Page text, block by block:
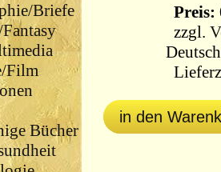
Briefe
Film
Bücher
Preis:
zzgl.
in den